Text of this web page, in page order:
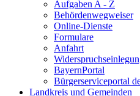
Aufgaben A - Z
Behördenwegweiser
Online-Dienste
Formulare
Anfahrt
BayernPortal
Bürgerserviceportal
Landkreis und Gemeinden